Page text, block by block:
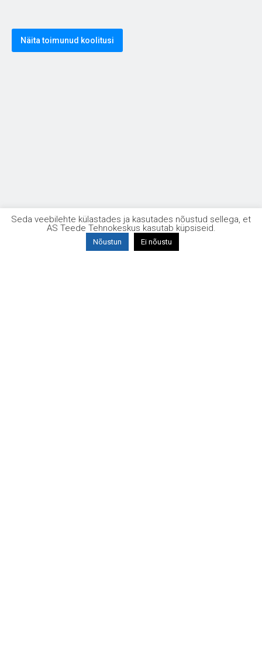
Näita toimunud koolitusi
Seda veebilehte külastades ja kasutades nõustud sellega, et
AS Teede Tehnokeskus kasutab küpsiseid.
Nõustun Ei nõustu